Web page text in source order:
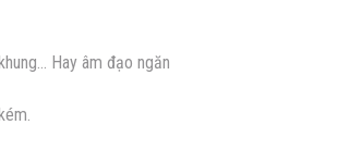
Hay âm đạo ngăn